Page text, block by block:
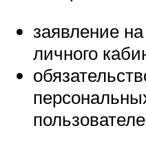
заявление
личного